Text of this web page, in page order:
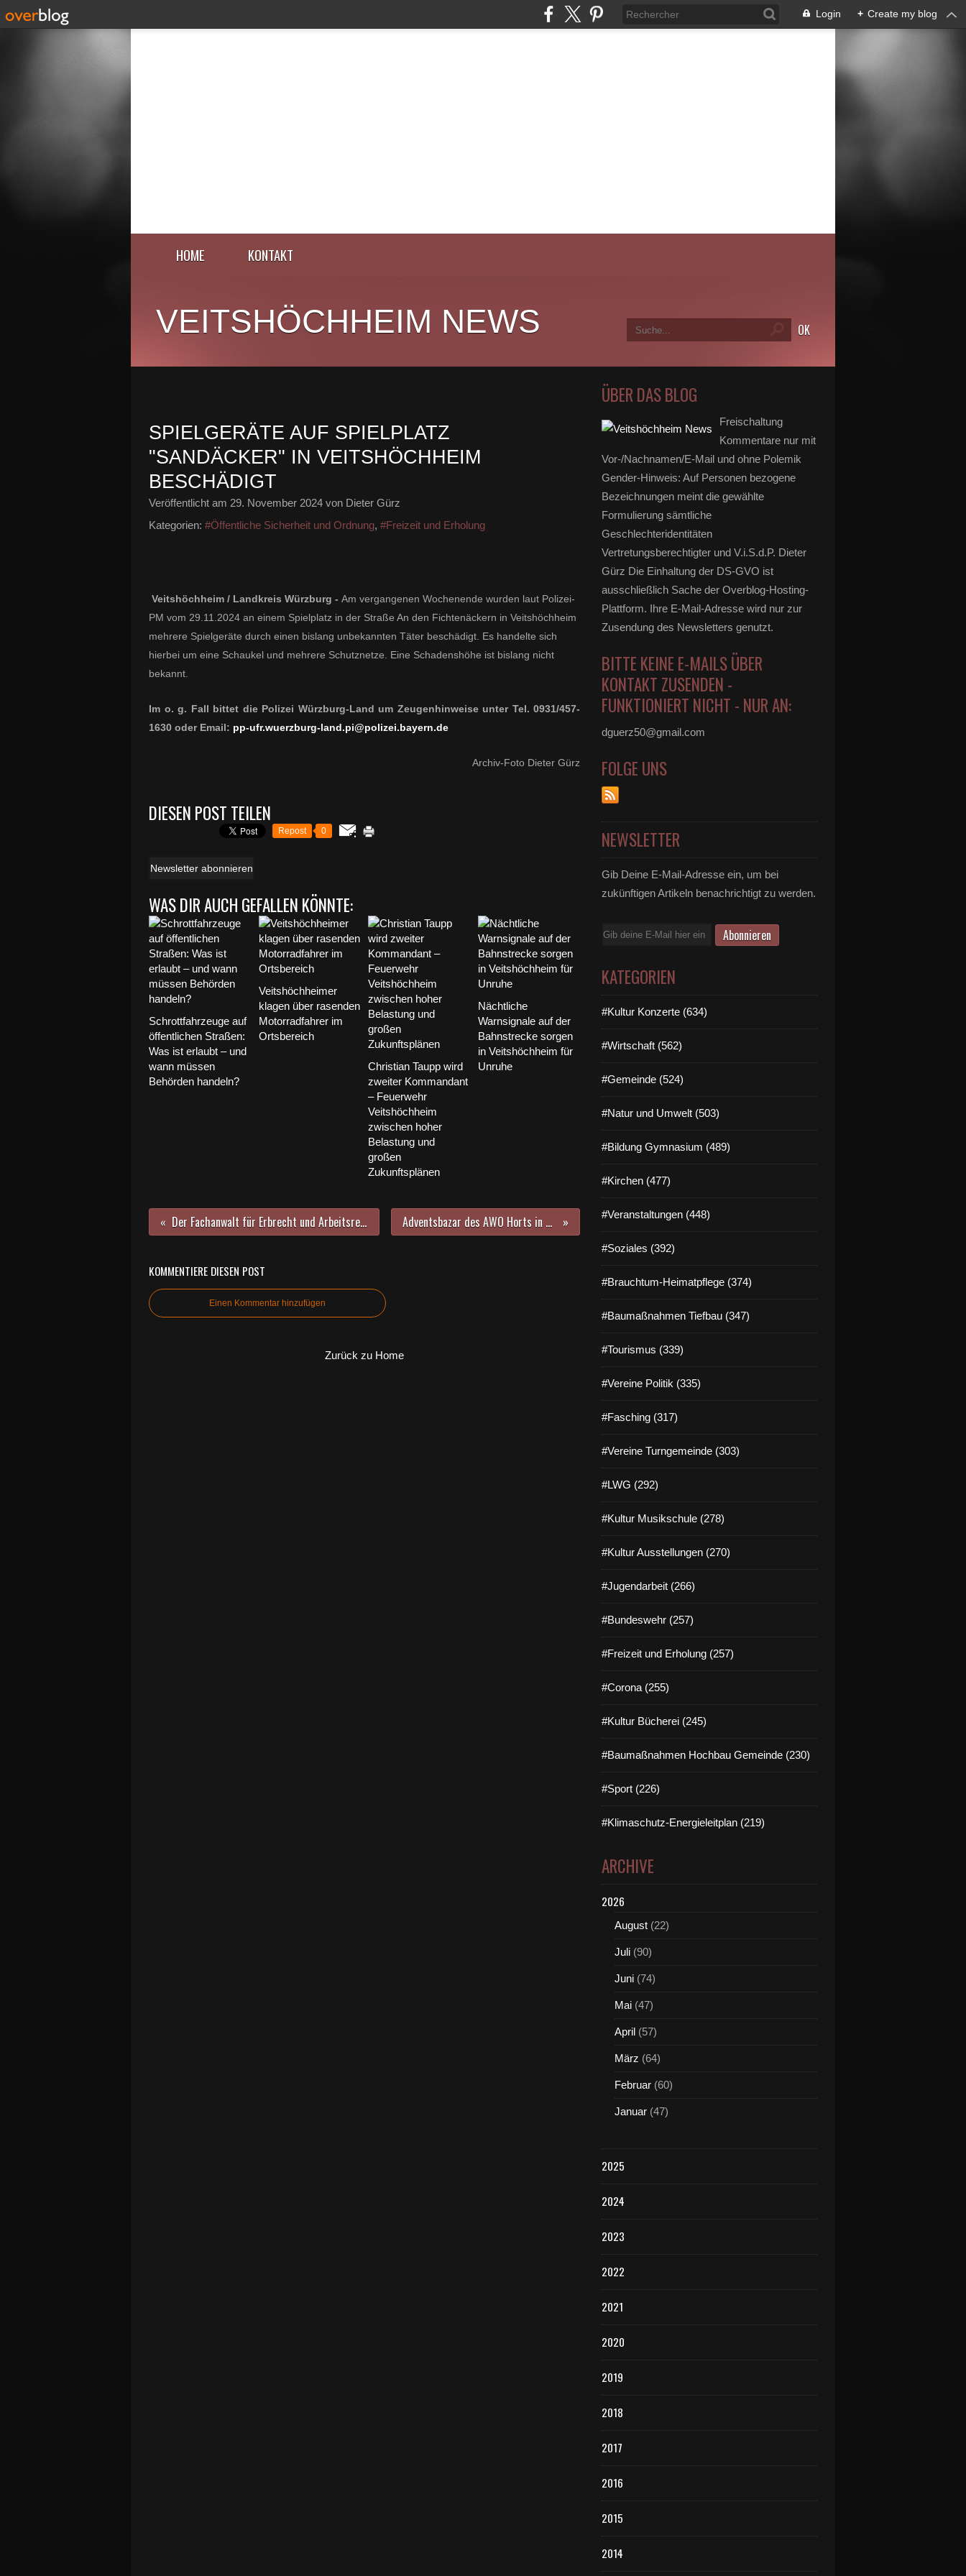
Login + Create my blog
HOME KONTAKT
VEITSHÖCHHEIM NEWS
SPIELGERÄTE AUF SPIELPLATZ
"SANDÄCKER" IN VEITSHÖCHHEIM
BESCHÄDIGT
Veröffentlicht am 29. November 2024 von Dieter Gürz
Kategorien: #Öffentliche Sicherheit und Ordnung, #Freizeit und Erholung
Veitshöchheim / Landkreis Würzburg - Am vergangenen Wochenende wurden laut Polizei-
PM vom 29.11.2024 an einem Spielplatz in der Straße An den Fichtenäckern in Veitshöchheim
mehrere Spielgeräte durch einen bislang unbekannten Täter beschädigt. Es handelte sich
hierbei um eine Schaukel und mehrere Schutznetze. Eine Schadenshöhe ist bislang nicht
bekannt.
Im o. g. Fall bittet die Polizei Würzburg-Land um Zeugenhinweise unter Tel. 0931/457-
1630 oder Email: pp-ufr.wuerzburg-land.pi@polizei.bayern.de
Archiv-Foto Dieter Gürz
DIESEN POST TEILEN
Repost 0
Newsletter abonnieren
WAS DIR AUCH GEFALLEN KÖNNTE:
Schrottfahrzeuge auf
öffentlichen Straßen:
Was ist erlaubt – und
wann müssen
Behörden handeln?
Veitshöchheimer
klagen über rasenden
Motorradfahrer im
Ortsbereich
Christian Taupp wird
zweiter Kommandant
– Feuerwehr
Veitshöchheim
zwischen hoher
Belastung und
großen
Zukunftsplänen
Nächtliche
Warnsignale auf der
Bahnstrecke sorgen
in Veitshöchheim für
Unruhe
Der Fachanwalt für Erbrecht und Arbeitsrecht Christian Berger stellte dem Bürgermeister seine Kanzlei im Veitshöchheimer Hofweg vor Adventsbazar des AWO Horts in der Veitshöchheimer Vitus-Grundschule kam bei den 130 Gästen sehr gut an
KOMMENTIERE DIESEN POST
Einen Kommentar hinzufügen
Zurück zu Home
ÜBER DAS BLOG
Freischaltung
Kommentare nur mit
Vor-/Nachnamen/E-Mail und ohne Polemik
Gender-Hinweis: Auf Personen bezogene
Bezeichnungen meint die gewählte
Formulierung sämtliche
Geschlechteridentitäten
Vertretungsberechtigter und V.i.S.d.P. Dieter
Gürz Die Einhaltung der DS-GVO ist
ausschließlich Sache der Overblog-Hosting-
Plattform. Ihre E-Mail-Adresse wird nur zur
Zusendung des Newsletters genutzt.
BITTE KEINE E-MAILS ÜBER
KONTAKT ZUSENDEN -
FUNKTIONIERT NICHT - NUR AN:
dguerz50@gmail.com
FOLGE UNS
NEWSLETTER
Gib Deine E-Mail-Adresse ein, um bei
zukünftigen Artikeln benachrichtigt zu werden.
E-
KATEGORIEN
#Kultur Konzerte (634)
#Wirtschaft (562)
#Gemeinde (524)
#Natur und Umwelt (503)
#Bildung Gymnasium (489)
#Kirchen (477)
#Veranstaltungen (448)
#Soziales (392)
#Brauchtum-Heimatpflege (374)
#Baumaßnahmen Tiefbau (347)
#Tourismus (339)
#Vereine Politik (335)
#Fasching (317)
#Vereine Turngemeinde (303)
#LWG (292)
#Kultur Musikschule (278)
#Kultur Ausstellungen (270)
#Jugendarbeit (266)
#Bundeswehr (257)
#Freizeit und Erholung (257)
#Corona (255)
#Kultur Bücherei (245)
#Baumaßnahmen Hochbau Gemeinde (230)
#Sport (226)
#Klimaschutz-Energieleitplan (219)
ARCHIVE
2026
August (22)
Juli (90)
Juni (74)
Mai (47)
April (57)
März (64)
Februar (60)
Januar (47)
2025
2024
2023
2022
2021
2020
2019
2018
2017
2016
2015
2014